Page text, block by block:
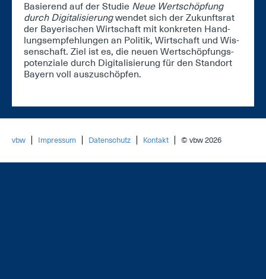
Ba­sie­rend auf der Stu­die Neue Wert­schöp­fung
durch Di­gi­ta­li­sie­rungwen­det sich der Zu­kunfts­rat
der Baye­ri­schen Wirt­schaft mit kon­kre­ten Hand­
lungs­emp­feh­lun­gen an Po­li­tik, Wirt­schaft und Wis­
sen­schaft. Ziel ist es, die neu­en Wert­schöp­fungs­
po­ten­zia­le durch Di­gi­ta­li­sie­rung für den Stand­ort
Bay­ern voll aus­zu­schöp­fen.
vbw Impressum Datenschutz Kontakt © vbw 2026